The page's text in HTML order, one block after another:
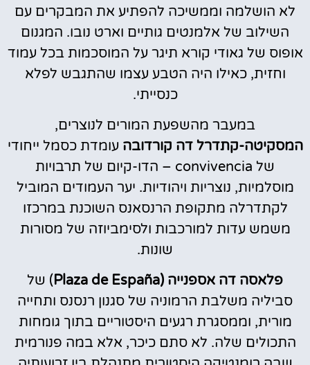
לא הושלמה וממשיכה להפתיע את המבקרים עם
השילוב של אלמנטים גותיים וארט נובו. המגנום
אופוס של גאודי קורא תיגר על המוסכמות בכל עמוד
וחזית, כאילו היה הטבע עצמו שהתגבש לפלא
כנסייתי.
במעבר מהשפעת המורים לנוצרים,
המסקיטה-קתדרל דה קורדובה עומדת כסמל ייחודי
של convivencia – הדו-קיום של תרבויות
מוסלמיות, נוצריות ויהודיות. יער העמודים המוביל
לקתדרלה מתקופת הרנסאנס השוכנת במרכזו
משמש עדות למורכבות ולסימביוזה של מסורות
שונות.
פלאסה דה אספנייה (Plaza de España
) של
סביליה משלבת הרמוניה של סגנון רנסנס ותחייה
מורית, וממסגרת רגעים היסטוריים בתוך גומחות
התכולים שלה. לא סתם כיכר, אלא במה פנורמית